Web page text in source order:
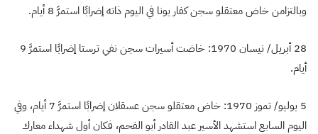
وبالتزامن خاض معتقلو سجن كفار يونا في اليوم ذاته إضرابًا استمرَّ 8 أيام.
28 أبريل/ نيسان 1970: خاضت أسيرات سجن نفي ترستا إضرابًا استمرَّ 9
أيام.
5 يوليو/ تموز 1970: خاض معتقلو سجن عسقلان إضرابًا استمرَّ 7 أيام، وفي
اليوم السابع استشهد الأسير عبد القادر أبو الفحم، فكان أول شهداء معارك